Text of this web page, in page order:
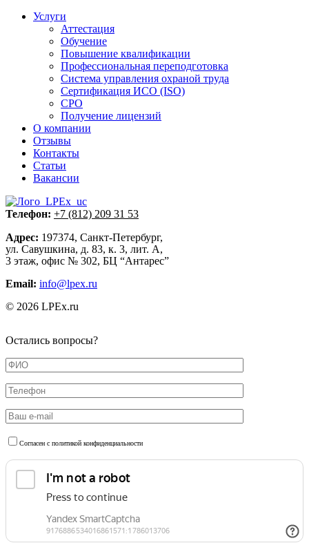
Услуги
Аттестация
Обучение
Повышение квалификации
Профессиональная переподготовка
Система управления охраной труда
Сертификация ИСО (ISO)
СРО
Получение лицензий
О компании
Отзывы
Контакты
Статьи
Вакансии
Телефон: +7 (812) 209 31 53
Адрес: 197374, Санкт-Петербург,
ул. Савушкина, д. 83, к. 3, лит. А,
3 этаж, офис № 302, БЦ “Антарес”
Email: info@lpex.ru
© 2026 LPEx.ru
Остались вопросы?
Согласен с политикой конфиденциальности